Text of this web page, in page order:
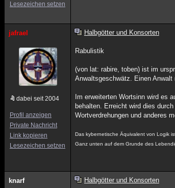
Lesezeichen setzen
jafrael
dabei seit 2004
Profil anzeigen
Private Nachricht
Link kopieren
Lesezeichen setzen
Halbgötter und Konsorten
Rabulistik
(von lat: rabire, toben) ist im
Anwaltsgeschwätz. Einen
Im erweiterten Wortsinn wird es
behalten. Erreicht wird dies
Wortverdrehungen und anderes
Das kybernetische Äquivalent von Logik
Ganz unten auf dem Grunde des
knarf Halbgötter und Konsorten